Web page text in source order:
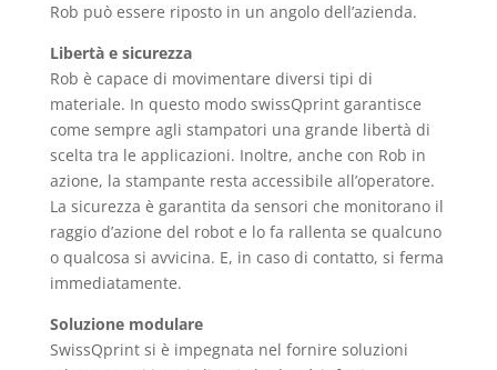
Rob può essere riposto in un angolo dell’azienda.
Libertà e sicurezza
Rob è capace di movimentare diversi tipi di
materiale. In questo modo swissQprint garantisce
come sempre agli stampatori una grande libertà di
scelta tra le applicazioni. Inoltre, anche con Rob in
azione, la stampante resta accessibile all’operatore.
La sicurezza è garantita da sensori che monitorano il
raggio d’azione del robot e lo fa rallenta se qualcuno
o qualcosa si avvicina. E, in caso di contatto, si ferma
immediatamente.
Soluzione modulare
SwissQprint si è impegnata nel fornire soluzioni